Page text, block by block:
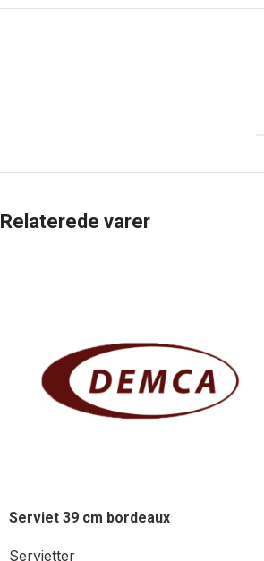
Relaterede varer
Serviet 39 cm bordeaux
Servietter